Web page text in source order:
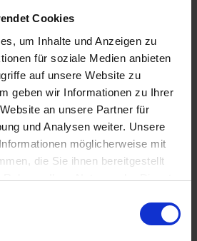
Cookies
um Inhalte und Anzeigen zu
für soziale Medien anbieten
auf unsere Website zu
geben wir Informationen zu Ihrer
an unsere Partner für
und Analysen weiter. Unsere
möglicherweise mit
die Sie ihnen bereitgestellt
Ihrer Nutzung der Dienste
Webseite weiterhin nutzen.
ca. 2-4 Werktage innerhalb
In denWarenkorb
schwarz, lackierfähig. Top-
und...